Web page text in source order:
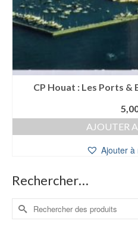
CP Houat : Les Ports &
AJOUTER
Ajouter à
Rechercher…
Rechercher :